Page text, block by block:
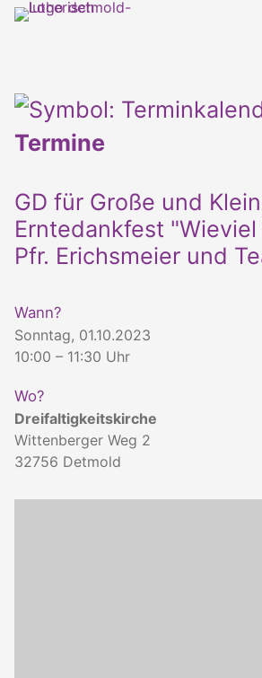
Termine
GD für Große und
Erntedankfest
Pfr. Erichsmeier und
Wann?
Sonntag, 01.10.2023
10:00 – 11:30 Uhr
Wo?
Dreifaltigkeitskirche
Wittenberger Weg 2
32756 Detmold